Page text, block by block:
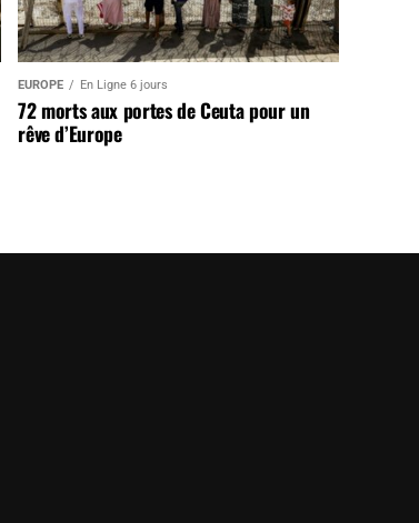
EUROPE En Ligne 6 jours
72 morts aux portes de Ceuta pour un
rêve d’Europe